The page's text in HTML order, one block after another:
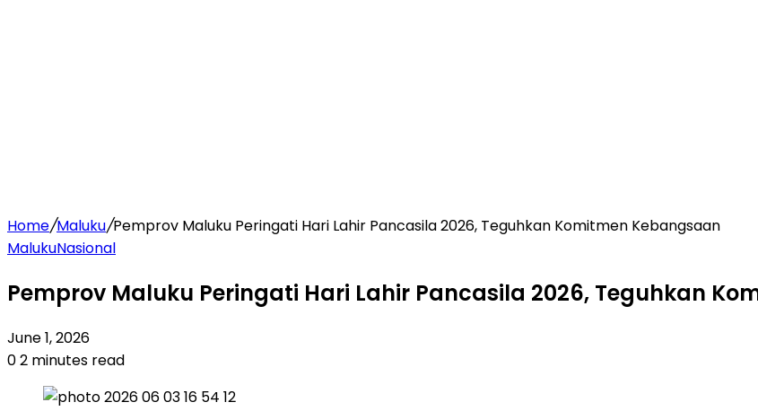
Home/Maluku/Pemprov Maluku Peringati Hari Lahir Pancasila 2026, Teguhkan Komitmen Kebangsaan
MalukuNasional
Pemprov Maluku Peringati Hari Lahir Pancasila 2026, Teguhkan
June 1, 2026
02 minutes read